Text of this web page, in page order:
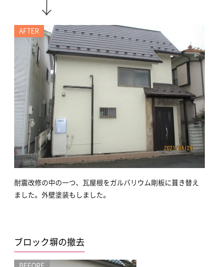
AFTER
耐震改修の中の一つ、瓦屋根をガルバリウム剛板に葺き替え
ました。外壁塗装もしました。
ブロック塀の撤去